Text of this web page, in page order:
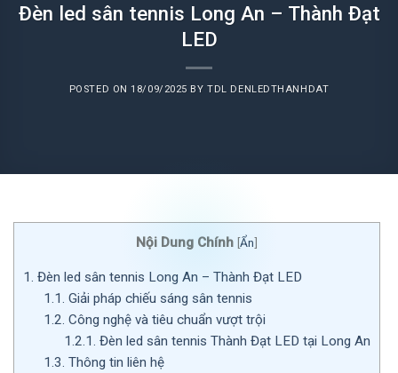
Đèn led sân tennis Long An – Thành Đạt
LED
POSTED ON18/09/2025 BYTDL DENLEDTHANHDAT
Nội Dung Chính [Ẩn]
1. Đèn led sân tennis Long An – Thành Đạt LED
1.1. Giải pháp chiếu sáng sân tennis
1.2. Công nghệ và tiêu chuẩn vượt trội
1.2.1. Đèn led sân tennis Thành Đạt LED tại Long An
1.3. Thông tin liên hệ